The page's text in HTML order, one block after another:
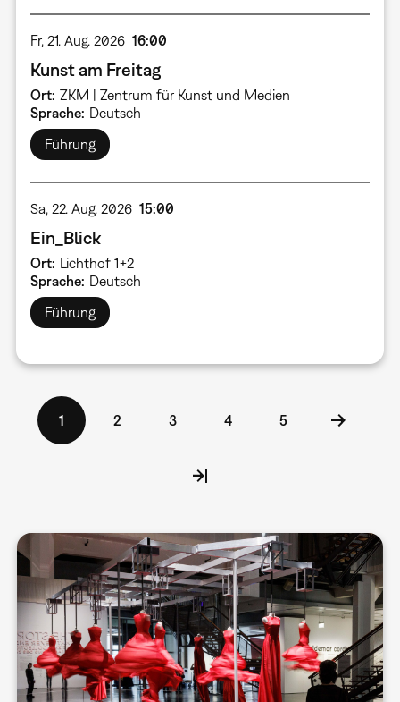
Fr, 21. Aug. 2026 16:00
Kunst am Freitag
Ort ZKM | Zentrum für Kunst und Medien
Sprache Deutsch
Führung
Sa, 22. Aug. 2026 15:00
Ein_Blick
Ort Lichthof 1+2
Sprache Deutsch
Führung
Aktuelle
Seite
1 Seite
2 Seite
3 Seite
4 Seite
5